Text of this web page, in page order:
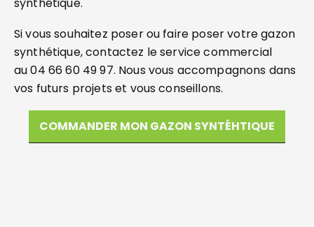
Si vous souhaitez poser ou faire poser votre gazon
synthétique, contactez le service commercial
au 04 66 60 49 97. Nous vous accompagnons dans
vos futurs projets et vous conseillons.
COMMANDER MON GAZON SYNTÉHTIQUE